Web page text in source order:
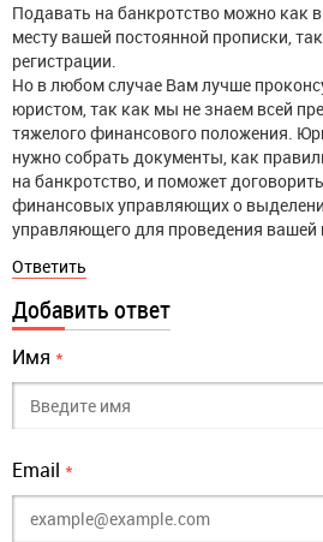
Подавать на банкротство можно как
месту вашей постоянной прописки,
регистрации.
Но в любом случае Вам лучше
юристом, так как мы не знаем всей
тяжелого финансового положения.
нужно собрать документы, как
на банкротство, и поможет
финансовых управляющих о
управляющего для проведения вашей
Ответить
Добавить ответ
Имя *
Email *